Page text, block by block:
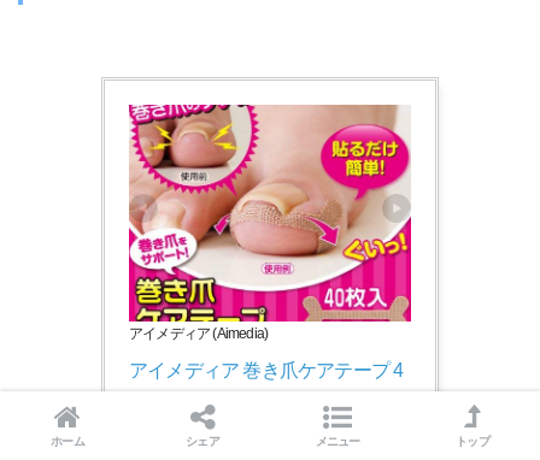
アイメディア (Aimedia)
アイメディア 巻き爪ケアテープ 4
0枚入り(1シート:4枚×10シート)
ホーム シェア メニュー トップ